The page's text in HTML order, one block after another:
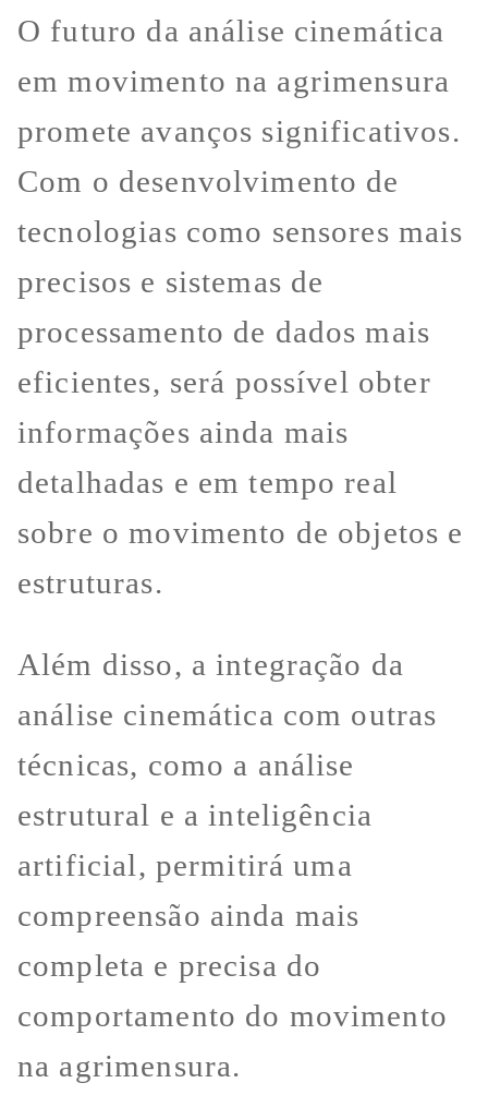
O futuro da análise cinemática
em movimento na agrimensura
promete avanços significativos.
Com o desenvolvimento de
tecnologias como sensores mais
precisos e sistemas de
processamento de dados mais
eficientes, será possível obter
informações ainda mais
detalhadas e em tempo real
sobre o movimento de objetos e
estruturas.
Além disso, a integração da
análise cinemática com outras
técnicas, como a análise
estrutural e a inteligência
artificial, permitirá uma
compreensão ainda mais
completa e precisa do
comportamento do movimento
na agrimensura.